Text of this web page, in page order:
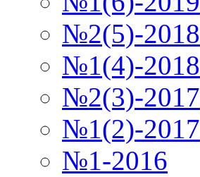
№2(5)-2018
№1(4)-2018
№2(3)-2017
№1(2)-2017
№1-2016